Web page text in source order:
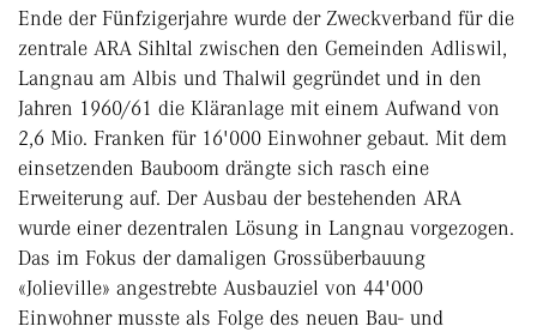
Ende der Fünfzigerjahre wurde der Zweckverband für die
zentrale ARA Sihltal zwischen den Gemeinden Adliswil,
Langnau am Albis und Thalwil gegründet und in den
Jahren 1960/61 die Kläranlage mit einem Aufwand von
2,6 Mio. Franken für 16'000 Einwohner gebaut. Mit dem
einsetzenden Bauboom drängte sich rasch eine
Erweiterung auf. Der Ausbau der bestehenden ARA
wurde einer dezentralen Lösung in Langnau vorgezogen.
Das im Fokus der damaligen Grossüberbauung
«Jolieville» angestrebte Ausbauziel von 44'000
Einwohner musste als Folge des neuen Bau- und